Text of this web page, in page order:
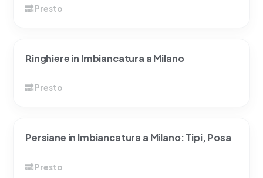
Ringhiere in Imbiancatura a Milano
Persiane in Imbiancatura a Milano: Tipi, Posa